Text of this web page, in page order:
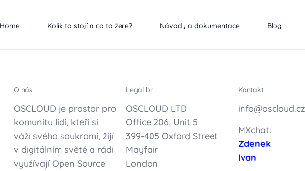
Home Kolik to stojí a co to žere? Návody a dokumentace Blog
O nás
OSCLOUD je prostor pro
komunitu lidí, kteři si
váží svého soukromí, žijí
v digitálním světě a rádi
využívají Open Source
Legal bit
OSCLOUD LTD
Office 206, Unit 5
399-405 Oxford Street
Mayfair
London
Kontakt
info@oscloud.cz
MXchat:
Zdenek
Ivan